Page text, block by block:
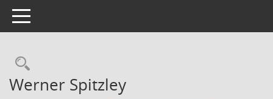
Toggle navigation
Rechercheauswahl
Werner Spitzley